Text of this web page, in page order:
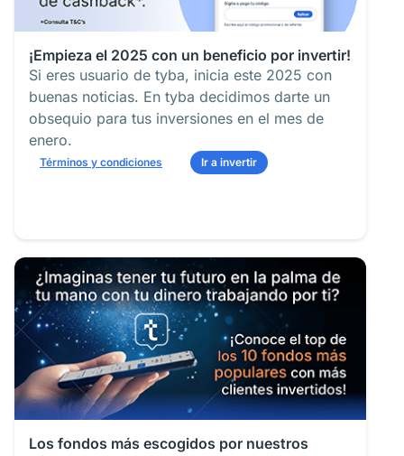
¡Empieza el 2025 con un beneficio por invertir!
Si eres usuario de tyba, inicia este 2025 con
buenas noticias. En tyba decidimos darte un
obsequio para tus inversiones en el mes de
enero.
Términos y condiciones Ir a invertir
Los fondos más escogidos por nuestros